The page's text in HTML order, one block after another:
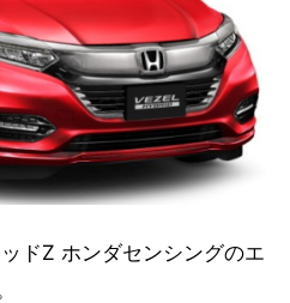
ドZ ホンダセンシングのエ